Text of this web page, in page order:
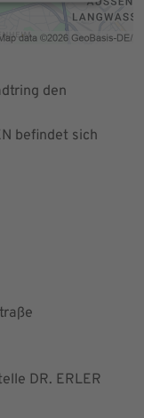
den
befindet sich
DR. ERLER